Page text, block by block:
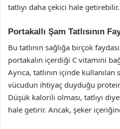
tatlıyı daha çekici hale getirebilir.
Portakallı Şam Tatlısının
Bu tatlının sağlığa birçok
portakalın içerdiği C vitamini
Ayrıca, tatlının içinde
vücudun ihtiyaç duyduğu
Düşük kalorili olması, tatlıyı
hale getirir. Ancak, şeker